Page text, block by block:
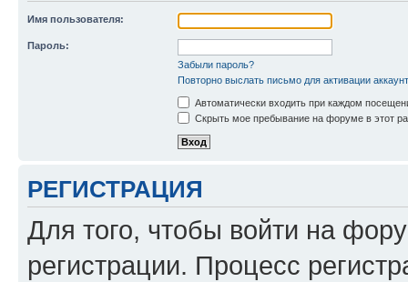
Имя пользователя:
Пароль:
Забыли пароль?
Повторно выслать письмо для активации
Автоматически входить при каждом
Скрыть мое пребывание на форуме в этот
РЕГИСТРАЦИЯ
Для того, чтобы войти на
регистрации. Процесс